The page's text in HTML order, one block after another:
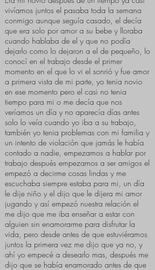
vivíamos juntos el pasaba toda la semana
conmigo aunque seguía casado, el decía
que era solo por amor a su bebe y lloraba
cuando hablaba de el y que no podía
dejarlo como lo dejaron a el de pequeño, lo
conocí en el trabajo desde el primer
momento en el que lo vi el sonrió y fue amor
a primera vista de mi parte, yo tenia novio
en ese momento pero el casi no tenia
tiempo para mi o me decía que nos
veríamos un día y no aparecía días antes
solo lo veía cuando yo iba a su trabajo,
también yo tenia problemas con mi familia y
un intento de violación que jamás le había
contado a nadie, empezamos a hablar por
trabajo después empezamos a ser amigos el
empezó a decirme cosas lindas y me
escuchaba siempre estaba para mi, un día
le dije niño y el dijo que le dijera mi amor
jugando y así empezó nuestra relación el
me dijo que me iba enseñar a estar con
alguien sin enamorarme para disfrutar la
vida, pero desde antes de que estuviéramos
juntos la primera vez me dijo que ya no, y
ahí yo empecé a desearlo mas, después me
dijo que se había enamorado antes de que